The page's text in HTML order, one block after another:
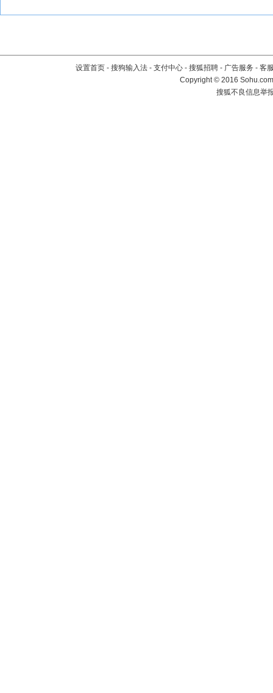
设置首页 - 搜狗输入法 - 支付中心 - 搜狐招聘 - 广告服务 - 客
Copyright©2016
搜狐不良信息举